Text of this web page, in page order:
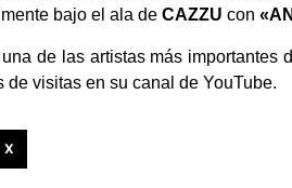
bajo el ala de CAZZU con
de las artistas más importantes
visitas en su canal de YouTube.
X